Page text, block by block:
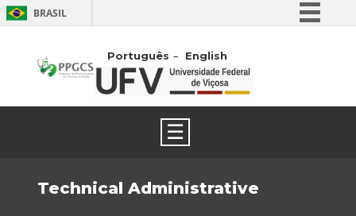
BRASIL
Comunica BR
Participe
Português English
☰
Technical Administrative